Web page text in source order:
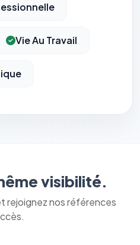
Vie Au Travail
visibilité.
rejoignez nos références